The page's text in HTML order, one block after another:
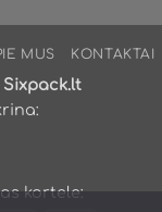
MUS KONTAKTAI
Sixpack.lt
kortele: